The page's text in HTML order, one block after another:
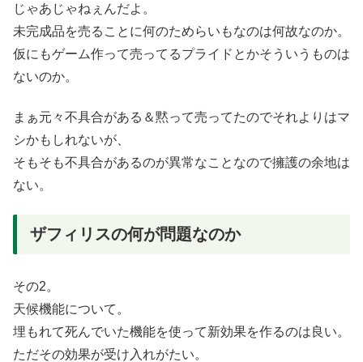
じゃあじゃねぇんだよ。
未完成品を売ることに何のためらいもなのは何故なのか。
仮にもゲーム作って売ってるプライドとかそういうものは
ないのか。
まぁ元々不具合がある＆黙って売ってたのでそれよりはマ
シかもしれないが、
そもそも不具合があるのが異常なことなので擁護の余地は
ない。
ザフィリスの何が問題なのか
その2。
天候機能について。
埋もれて死んでいた機能を使って新効果を作るのは良い。
ただその効果が受け入れがたい。